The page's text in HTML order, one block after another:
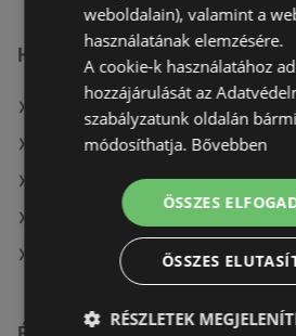
Hasonló kiskereskedők
A(z) Tesco ajánlatai
A(z) ALDI ajánlatai
A(z) Family Frost ajánlatai
A(z) Coop ajánlatai
A(z) Lidl ajánlatai
weboldalain), valamint a
használatának elemzésére.
A cookie-k használatához
hozzájárulását az
szabályzatunk oldalán
módosíthatja. Bővebben
ÖSSZES
ÖSSZES
RÉSZLETEK